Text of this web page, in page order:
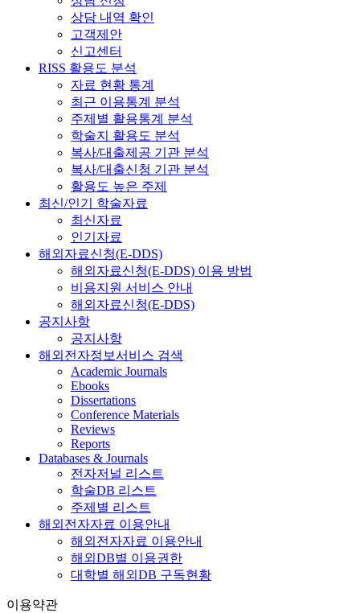
상담 내역 확인
고객제안
신고센터
RISS 활용도 분석
자료 현황 통계
최근 이용통계 분석
주제별 활용통계 분석
학술지 활용도 분석
복사/대출제공 기관 분석
복사/대출신청 기관 분석
활용도 높은 주제
최신/인기 학술자료
최신자료
인기자료
해외자료신청(E-DDS)
해외자료신청(E-DDS) 이용 방법
비용지원 서비스 안내
해외자료신청(E-DDS)
공지사항
공지사항
해외전자정보서비스 검색
Academic Journals
Ebooks
Dissertations
Conference Materials
Reviews
Reports
Databases & Journals
전자저널 리스트
학술DB 리스트
주제별 리스트
해외전자자료 이용안내
해외전자자료 이용안내
해외DB별 이용권한
대학별 해외DB 구독현황
이용약관